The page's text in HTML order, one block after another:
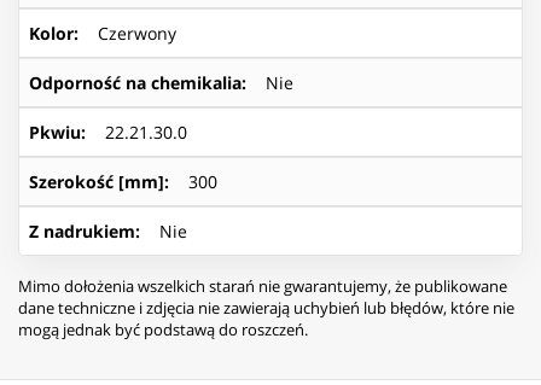
Kolor: Czerwony
Odporność na chemikalia: Nie
Pkwiu: 22.21.30.0
Szerokość [mm]: 300
Z nadrukiem: Nie
Mimo dołożenia wszelkich starań nie gwarantujemy, że publikowane
dane techniczne i zdjęcia nie zawierają uchybień lub błędów, które nie
mogą jednak być podstawą do roszczeń.